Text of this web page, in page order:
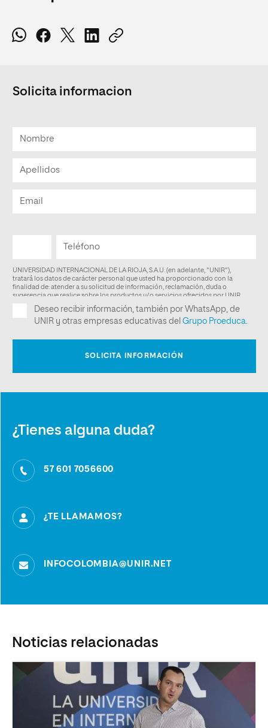
Solicita informacion
¿Tienes alguna duda?
57 601 7056600
¿TE LLAMAMOS?
INFOCOLOMBIA@UNIR.NET
Noticias relacionadas